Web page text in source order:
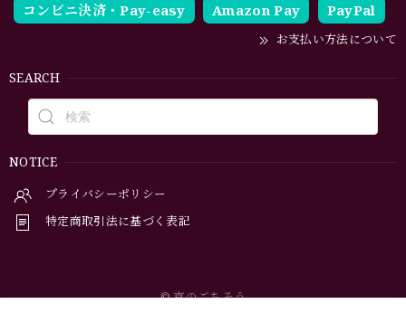
コンビニ決済・Pay-easy Amazon Pay PayPal
お支払い方法について
SEARCH
NOTICE
プライバシーポリシー
特定商取引法に基づく表記
© 京のごちそう